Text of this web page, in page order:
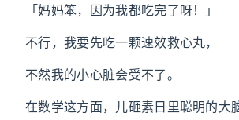
「妈妈笨，因为我都吃完了呀！」
不行，我要先吃一颗速效救心丸，
不然我的小心脏会受不了。
在数学这方面，儿砸素日里聪明的大